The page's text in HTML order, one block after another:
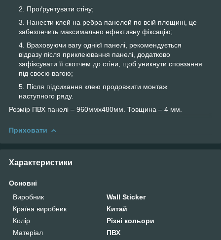
Проґрунтувати стіну;
Нанести клей на ребра панелей по всій площині, це
забезпечить максимально ефективну фіксацію;
Враховуючи вагу однієї панелі, рекомендується
відразу після приклеювання панелі, додатково
зафіксувати її скотчем до стіни, щоб уникнути сповзання
під своєю вагою;
Після підсихання клею продовжити монтаж
наступного ряду.
Розмір ПВХ панелі – 960ммх480мм. Товщина – 4 мм.
Приховати
Характеристики
Основні
Виробник
Wall Sticker
Країна виробник
Китай
Колір
Різні кольори
Матеріал
ПВХ